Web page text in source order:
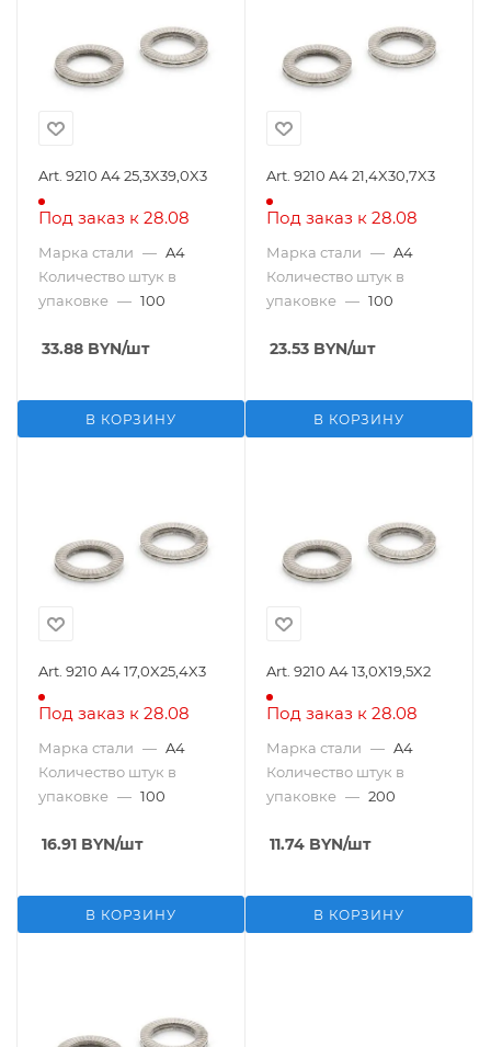
Art. 9210 A4 25,3X39,0X3
Под заказ к 28.08
Марка стали — A4
Количество штук в
упаковке — 100
33.88 BYN/шт
В КОРЗИНУ
Art. 9210 A4 21,4X30,7X3
Под заказ к 28.08
Марка стали — A4
Количество штук в
упаковке — 100
23.53 BYN/шт
В КОРЗИНУ
Art. 9210 A4 17,0X25,4X3
Под заказ к 28.08
Марка стали — A4
Количество штук в
упаковке — 100
16.91 BYN/шт
В КОРЗИНУ
Art. 9210 A4 13,0X19,5X2
Под заказ к 28.08
Марка стали — A4
Количество штук в
упаковке — 200
11.74 BYN/шт
В КОРЗИНУ